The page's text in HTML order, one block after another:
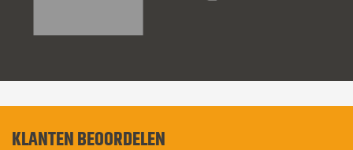
KLANTEN BEOORDELEN